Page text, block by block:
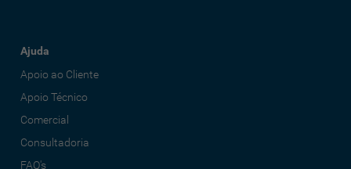
Ajuda
Apoio ao Cliente
Apoio Técnico
Comercial
Consultadoria
FAQ's